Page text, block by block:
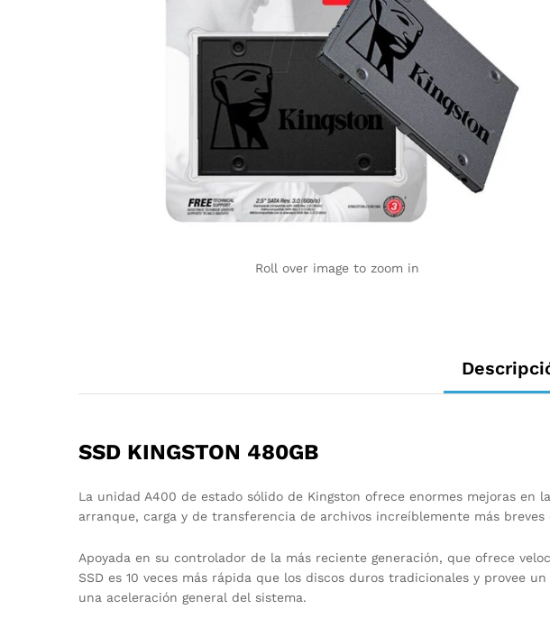
Roll over image to zoom in
SSD KINGSTON 480GB
La unidad A400 de estado sólido de Kingston ofrece enormes mejoras
arranque, carga y de transferencia de archivos increíblemente más
Apoyada en su controlador de la más reciente generación, que ofrece
SSD es 10 veces más rápida que los discos duros tradicionales y provee
una aceleración general del sistema.